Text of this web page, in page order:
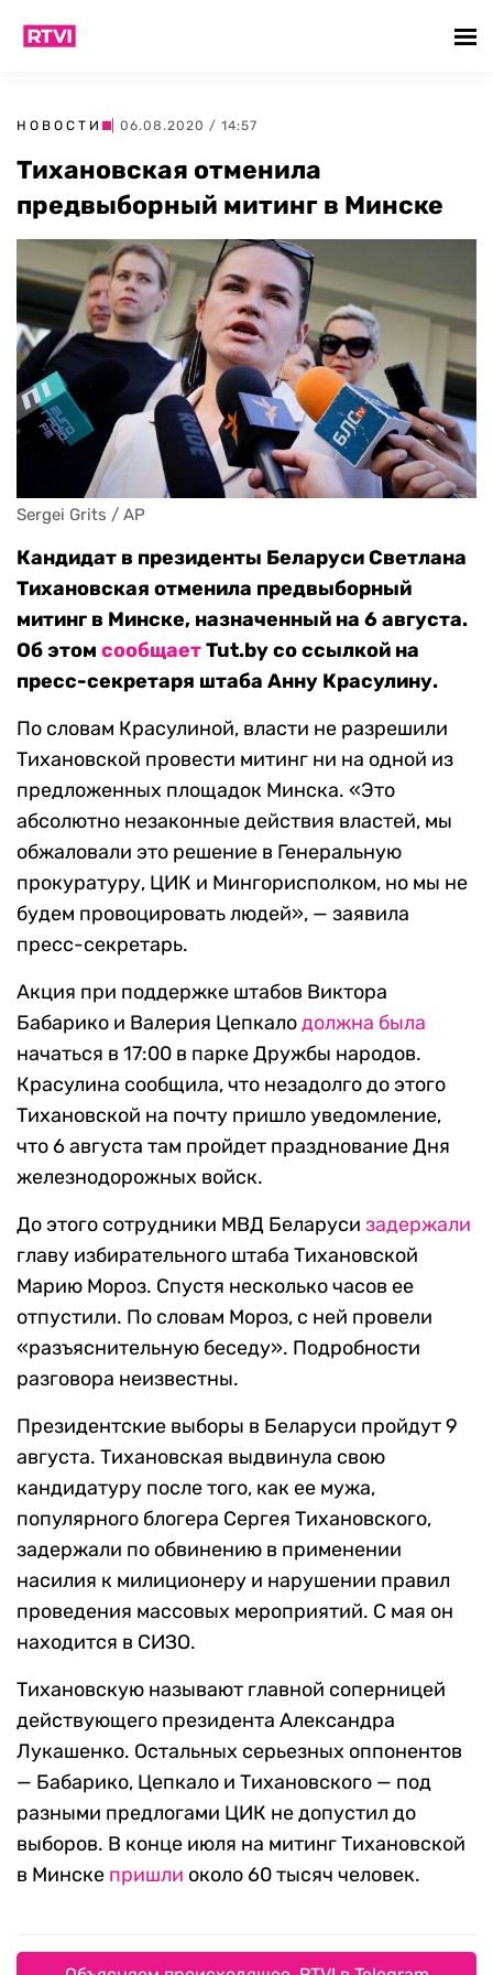
НОВОСТИ | 06.08.2020 / 14:57
Тихановская отменила
предвыборный митинг в Минске
Sergei Grits / AP
Кандидат в президенты Беларуси Светлана
Тихановская отменила предвыборный
митинг в Минске, назначенный на 6 августа.
Об этом сообщаетTut.by со ссылкой на
пресс-секретаря штаба Анну Красулину.
По словам Красулиной, власти не разрешили
Тихановской провести митинг ни на одной из
предложенных площадок Минска. «Это
абсолютно незаконные действия властей, мы
обжаловали это решение в Генеральную
прокуратуру, ЦИК и Мингорисполком, но мы не
будем провоцировать людей», — заявила
пресс-секретарь.
Акция при поддержке штабов Виктора
Бабарико и Валерия Цепкалодолжна была
начаться в 17:00 в парке Дружбы народов.
Красулина сообщила, что незадолго до этого
Тихановской на почту пришло уведомление,
что 6 августа там пройдет празднование Дня
железнодорожных войск.
До этого сотрудники МВД Беларуси задержали
главу избирательного штаба Тихановской
Марию Мороз. Спустя несколько часов ее
отпустили. По словам Мороз, с ней провели
«разъяснительную беседу». Подробности
разговора неизвестны.
Президентские выборы в Беларуси пройдут 9
августа. Тихановская выдвинула свою
кандидатуру после того, как ее мужа,
популярного блогера Сергея Тихановского,
задержали по обвинению в применении
насилия к милиционеру и нарушении правил
проведения массовых мероприятий. С мая он
находится в СИЗО.
Тихановскую называют главной соперницей
действующего президента Александра
Лукашенко. Остальных серьезных оппонентов
— Бабарико, Цепкало и Тихановского — под
разными предлогами ЦИК не допустил до
выборов. В конце июля на митинг Тихановской
в Минске пришли около 60 тысяч человек.